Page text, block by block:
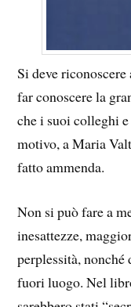
Si deve
far conoscere la
che i suoi colleghi
motivo, a Maria
fatto ammenda.
Non si può fare a
inesattezze,
perplessità,
fuori luogo. Nel